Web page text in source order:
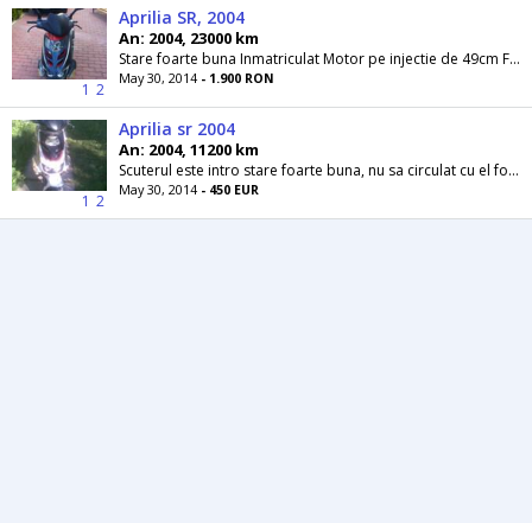
1 2
Aprilia SR, 2004
An: 2004, 23000 km
Stare foarte buna Inmatriculat Motor pe injectie de 49cm Fara accidente
May 30, 2014 - 1.900 RON
1 2
Aprilia sr 2004
An: 2004, 11200 km
Scuterul este intro stare foarte buna, nu sa circulat cu el foarte mult, este inregula cu actele, este inmatriculat pe oras
May 30, 2014 - 450 EUR